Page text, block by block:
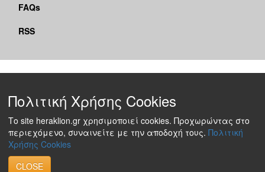
FAQs
RSS
Πολιτική Χρήσης Cookies
Το site heraklion.gr χρησιμοποιεί cookies. Προχωρώντας στο
περιεχόμενο, συναινείτε με την αποδοχή τους. Πολιτική
Χρήσης Cookies
CLOSE